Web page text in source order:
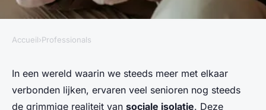
Hoe beïnvloedt sociale isolatie
de gezondheid van senioren?
Accueil›Professionals
In een wereld waarin we steeds meer met elkaar
verbonden lijken, ervaren veel senioren nog steeds
de grimmige realiteit van sociale isolatie. Deze